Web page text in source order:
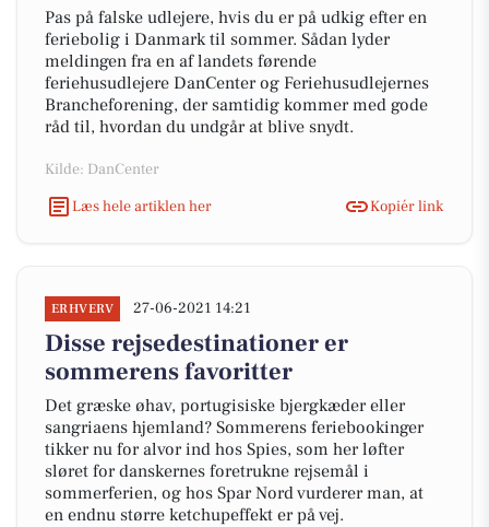
Pas på falske udlejere, hvis du er på udkig efter en
feriebolig i Danmark til sommer. Sådan lyder
meldingen fra en af landets førende
feriehusudlejere DanCenter og Feriehusudlejernes
Brancheforening, der samtidig kommer med gode
råd til, hvordan du undgår at blive snydt.
Kilde: DanCenter
Læs hele artiklen her
Kopiér link
ERHVERV 27-06-2021 14:21
Disse rejsedestinationer er
sommerens favoritter
Det græske øhav, portugisiske bjergkæder eller
sangriaens hjemland? Sommerens feriebookinger
tikker nu for alvor ind hos Spies, som her løfter
sløret for danskernes foretrukne rejsemål i
sommerferien, og hos Spar Nord vurderer man, at
en endnu større ketchupeffekt er på vej.